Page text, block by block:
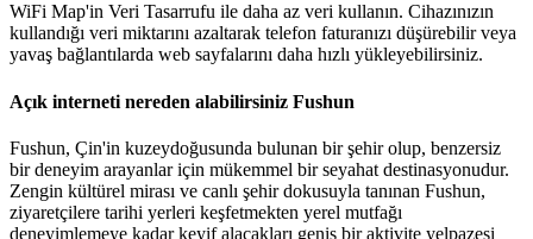
WiFi Map'in Veri Tasarrufu ile daha az veri kullanın. Cihazınızın
kullandığı veri miktarını azaltarak telefon faturanızı düşürebilir veya
yavaş bağlantılarda web sayfalarını daha hızlı yükleyebilirsiniz.
Açık interneti nereden alabilirsiniz Fushun
Fushun, Çin'in kuzeydoğusunda bulunan bir şehir olup, benzersiz
bir deneyim arayanlar için mükemmel bir seyahat destinasyonudur.
Zengin kültürel mirası ve canlı şehir dokusuyla tanınan Fushun,
ziyaretçilere tarihi yerleri keşfetmekten yerel mutfağı
deneyimlemeye kadar keyif alacakları geniş bir aktivite yelpazesi